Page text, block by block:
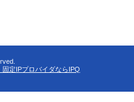
定IPプロバイダならIPQ